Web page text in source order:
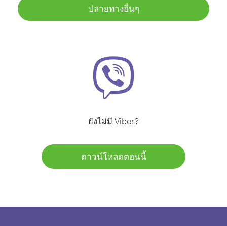
ปลายทางอื่นๆ
ยังไม่มี Viber?
ดาวน์โหลดตอนนี้